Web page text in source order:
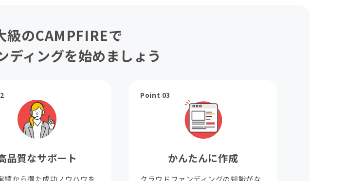
級のCAMPFIREで
ディングを始めましょう
品質なサポート
Point 03
かんたんに作成